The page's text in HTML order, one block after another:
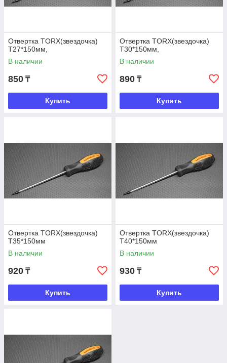
Отвертка TORX(звездочка)
Т27*150мм,
В наличии
850 ₸
Купить
Отвертка TORX(звездочка)
Т30*150мм,
В наличии
890 ₸
Купить
Отвертка TORX(звездочка)
Т35*150мм
В наличии
920 ₸
Купить
Отвертка TORX(звездочка)
Т40*150мм
В наличии
930 ₸
Купить